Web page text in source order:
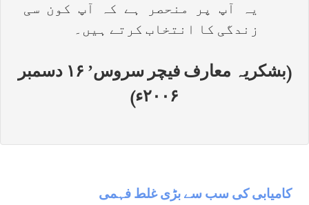
یہ آپ پر منحصر ہے کہ آپ کون سی
زندگی کا انتخاب کرتے ہیں۔
(بشکریہ معارف فیچر سروس’ ۱۶ دسمبر
۲۰۰۶ء)
کامیابی کی سب سے بڑی غلط فہمی